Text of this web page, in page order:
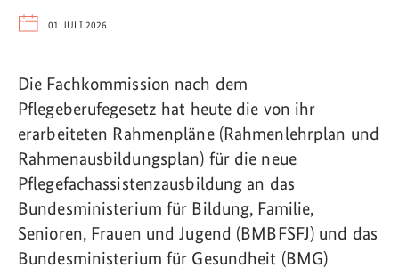
01. JULI 2026
Die Fachkommission nach dem
Pflegeberufegesetz hat heute die von ihr
erarbeiteten Rahmenpläne (Rahmenlehrplan und
Rahmenausbildungsplan) für die neue
Pflegefachassistenzausbildung an das
Bundesministerium für Bildung, Familie,
Senioren, Frauen und Jugend (BMBFSFJ) und das
Bundesministerium für Gesundheit (BMG)